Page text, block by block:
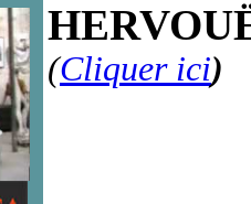
(Cliquer ici)